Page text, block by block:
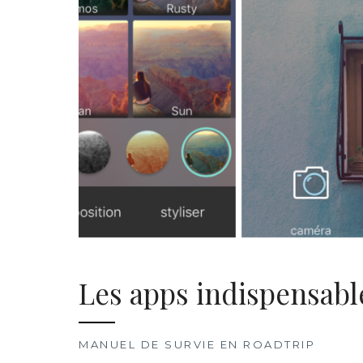
Les apps
MANUEL DE SURVIE EN ROADTRIP